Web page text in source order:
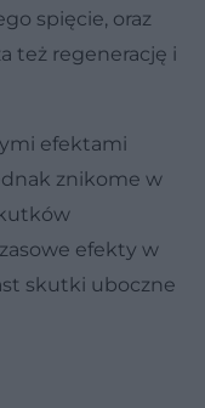
spięcie, oraz
też regenerację i
efektami
znikome w
efekty w
skutki uboczne